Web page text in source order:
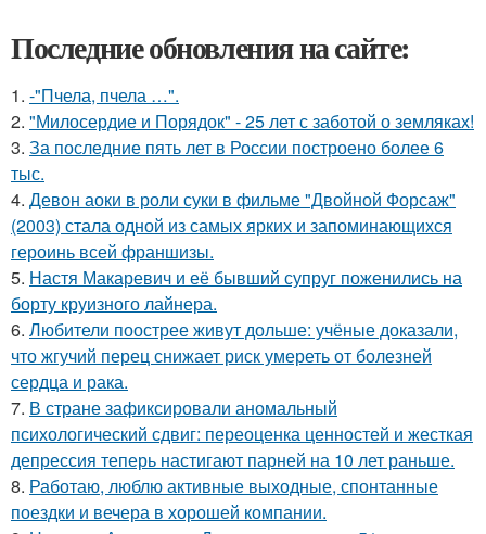
Последние обновления на сайте:
1. -"Пчела, пчела …".
2. "Милосердие и Порядок" - 25 лет с заботой о земляках!
3. За последние пять лет в России построено более 6
тыс.
4. Девон аоки в роли суки в фильме "Двойной Форсаж"
(2003) стала одной из самых ярких и запоминающихся
героинь всей франшизы.
5. Настя Макаревич и её бывший супруг поженились на
борту круизного лайнера.
6. Любители поострее живут дольше: учёные доказали,
что жгучий перец снижает риск умереть от болезней
сердца и рака.
7. В стране зафиксировали аномальный
психологический сдвиг: переоценка ценностей и жесткая
депрессия теперь настигают парней на 10 лет раньше.
8. Работаю, люблю активные выходные, спонтанные
поездки и вечера в хорошей компании.